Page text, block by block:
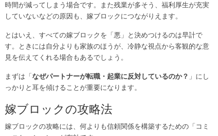
時間が減ってしまう場合です。また残業が多そう、福利厚生が充実
していないなどの原因も、嫁ブロックにつながりえます。
とはいえ、すべての嫁ブロックを「悪」と決めつけるのは早計で
す。ときには自分よりも家族のほうが、冷静な視点から客観的な意
見を伝えてくれる場合もあるでしょう。
まずは「なぜパートナーが転職・起業に反対しているのか？ 」にし
っかりと耳を傾けることが重要になります。
嫁ブロックの攻略法
嫁ブロックの攻略には、何よりも信頼関係を構築するための「コミ